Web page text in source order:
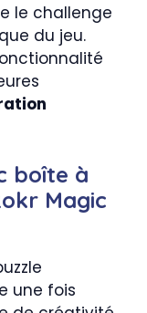
le challenge
du jeu.
boîte à
Magic
une fois